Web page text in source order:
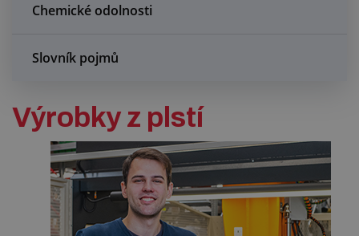
Chemické odolnosti
Slovník pojmů
Výrobky z plstí